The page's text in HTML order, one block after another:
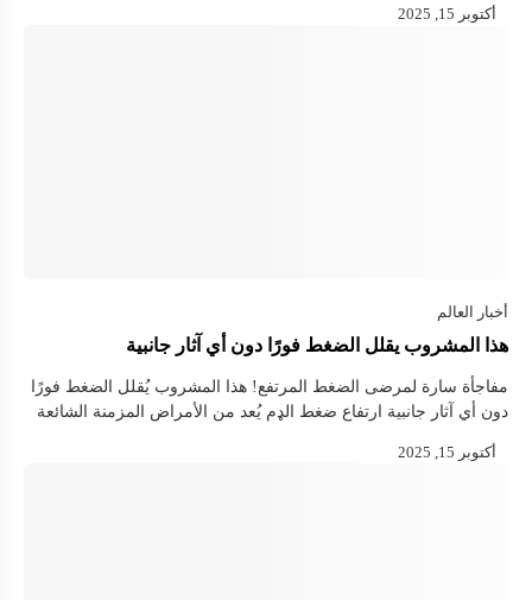
هذا المشروب يقلل الضغط فورًا دون أي آثار جانبية
مفاجأة سارة لمرضى الضغط المرتفع! هذا المشروب يُقلل الضغط فورًا
دون أي آثار جانبية ارتفاع ضغط الډم يُعد من الأمراض المزمنة الشائعة